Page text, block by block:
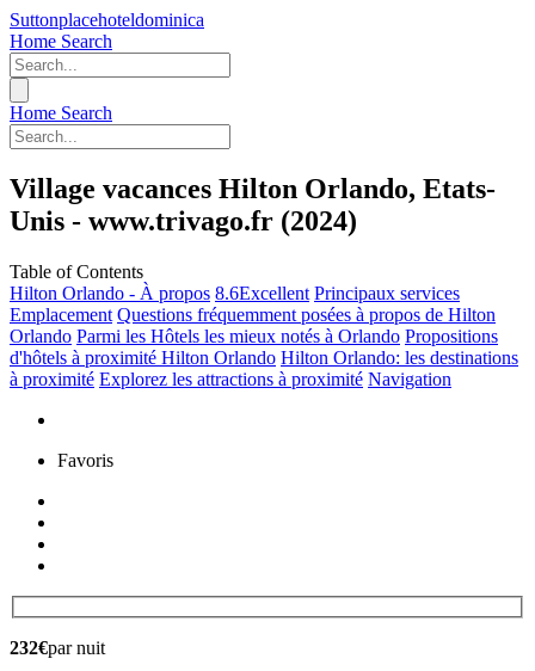
Suttonplacehoteldominica
Home Search
Home Search
Village vacances Hilton Orlando, Etats-
Unis - www.trivago.fr (2024)
Table of Contents
Hilton Orlando - À propos 8.6Excellent Principaux services
Emplacement Questions fréquemment posées à propos de Hilton
Orlando Parmi les Hôtels les mieux notés à Orlando Propositions
d'hôtels à proximité Hilton Orlando Hilton Orlando: les destinations
à proximité Explorez les attractions à proximité Navigation
Favoris
232€par nuit